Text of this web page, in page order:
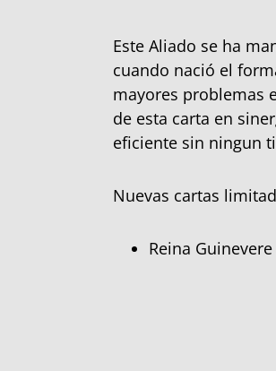
Este Aliado se ha
cuando nació el
mayores problemas
de esta carta en
eficiente sin ningun
Nuevas cartas
Reina